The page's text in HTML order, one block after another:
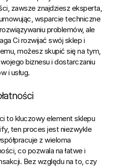
zawsze znajdziesz eksperta,
wsparcie techniczne
problemów, ale
Ci rozwijać swój sklep i
możesz skupić się na tym,
biznesu i dostarczaniu
i usług.
to kluczowy element sklepu
ten proces jest niezwykle
z wieloma
co pozwala na łatwe i
Bez względu na to, czy